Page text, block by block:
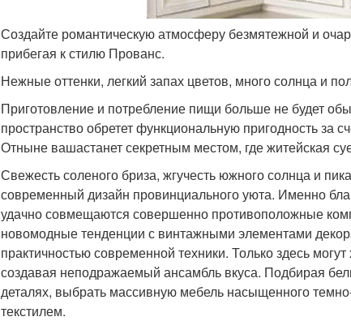
Создайте романтическую атмосферу безмятежной и
прибегая к стилю Прованс.
Нежные оттенки, легкий запах цветов, много солнца и
Приготовление и потребление пищи больше не будет
пространство обретет функциональную пригодность за
Отныне вашастанет секретным местом, где житейская
Свежесть соленого бриза, жгучесть южного солнца и
современный дизайн провинциального уюта. Именно
удачно совмещаются совершенно противоположные
новомодные тенденции с винтажными элементами
практичностью современной техники. Только здесь
создавая неподражаемый ансамбль вкуса. Подбирая
деталях, выбрать массивную мебель насыщенного
текстилем.